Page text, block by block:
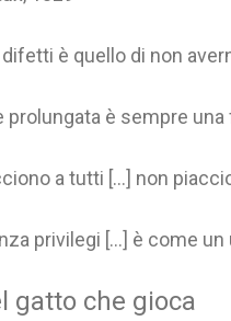
è quello di non
prolungata è sempre
a tutti [...] non
privilegi [...] è come
gatto che gioca